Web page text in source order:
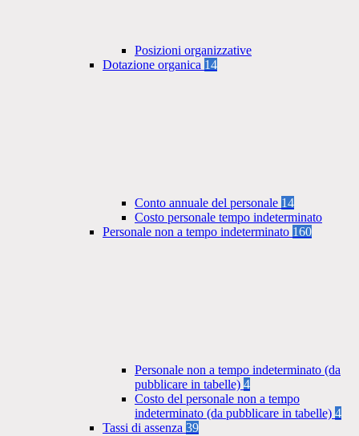
Posizioni organizzative
Dotazione organica 14
Conto annuale del personale 14
Costo personale tempo indeterminato
Personale non a tempo indeterminato 160
Personale non a tempo indeterminato (da
pubblicare in tabelle) 4
Costo del personale non a tempo
indeterminato (da pubblicare in tabelle) 4
Tassi di assenza 39